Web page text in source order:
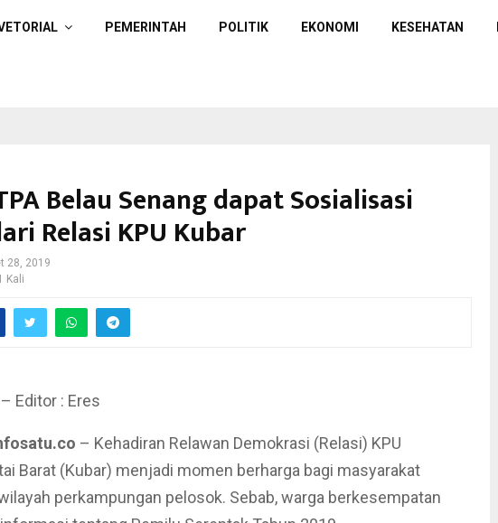
PEMERINTAH POLITIK EKONOMI KESEHATAN
Belau Senang dapat Sosialisasi
Relasi KPU Kubar
28, 2019
Kali
Editor : Eres
– Kehadiran Relawan Demokrasi (Relasi) KPU
Barat (Kubar) menjadi momen berharga bagi masyarakat
perkampungan pelosok. Sebab, warga berkesempatan